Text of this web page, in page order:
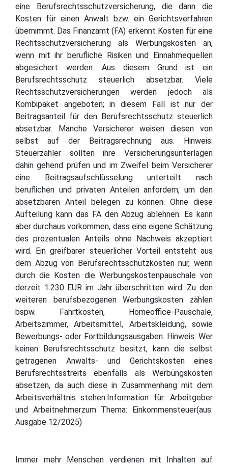
eine Berufsrechtsschutzversicherung, die dann die
Kosten für einen Anwalt bzw. ein Gerichtsverfahren
übernimmt. Das Finanzamt (FA) erkennt Kosten für eine
Rechtsschutzversicherung als Werbungskosten an,
wenn mit ihr berufliche Risiken und Einnahmequellen
abgesichert werden. Aus diesem Grund ist ein
Berufsrechtsschutz steuerlich absetzbar. Viele
Rechtsschutzversicherungen werden jedoch als
Kombipaket angeboten; in diesem Fall ist nur der
Beitragsanteil für den Berufsrechtsschutz steuerlich
absetzbar. Manche Versicherer weisen diesen von
selbst auf der Beitragsrechnung aus. Hinweis:
Steuerzahler sollten ihre Versicherungsunterlagen
dahin gehend prüfen und im Zweifel beim Versicherer
eine Beitragsaufschlüsselung unterteilt nach
beruflichen und privaten Anteilen anfordern, um den
absetzbaren Anteil belegen zu können. Ohne diese
Aufteilung kann das FA den Abzug ablehnen. Es kann
aber durchaus vorkommen, dass eine eigene Schätzung
des prozentualen Anteils ohne Nachweis akzeptiert
wird. Ein greifbarer steuerlicher Vorteil entsteht aus
dem Abzug von Berufsrechtsschutzkosten nur, wenn
durch die Kosten die Werbungskostenpauschale von
derzeit 1.230 EUR im Jahr überschritten wird. Zu den
weiteren berufsbezogenen Werbungskosten zählen
bspw. Fahrtkosten, Homeoffice-Pauschale,
Arbeitszimmer, Arbeitsmittel, Arbeitskleidung, sowie
Bewerbungs- oder Fortbildungsausgaben. Hinweis: Wer
keinen Berufsrechtsschutz besitzt, kann die selbst
getragenen Anwalts- und Gerichtskosten eines
Berufsrechtsstreits ebenfalls als Werbungskosten
absetzen, da auch diese in Zusammenhang mit dem
Arbeitsverhältnis stehen.Information für: Arbeitgeber
und Arbeitnehmerzum Thema: Einkommensteuer(aus:
Ausgabe 12/2025)
Immer mehr Menschen verdienen mit Inhalten auf